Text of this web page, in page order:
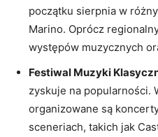
początku sierpnia w
Marino. Oprócz
⁣występów‌ muzycznych
Festiwal Muzyki
zyskuje na popularności.
organizowane ⁢są
⁤sceneriach, takich jak